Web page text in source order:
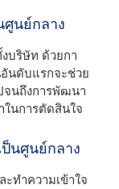
ศูนย์กลาง
บริษัท ด้วยกา
นดับแรกจะช่วย
จนถึงการพัฒนา
นการตัดสินใจ
นศูนย์กลาง
ะทําความเข้าใจ